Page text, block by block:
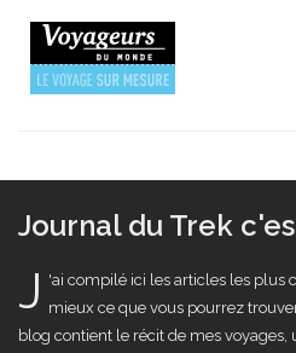
Journal du Trek
J 'ai compilé ici les articles les plus
mieux ce que vous pourrez
blog contient le récit de mes voyages,